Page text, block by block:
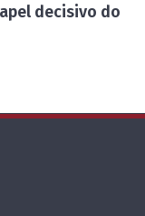
decisivo do